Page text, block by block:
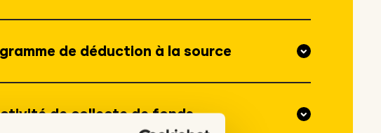
de déduction à la source
de collecte de fonds